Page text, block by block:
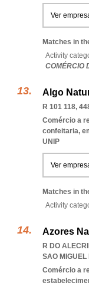
Ver
Matches in
Activity
COMÉRCIO
Algo
R 101 118,
Comércio a
confeitaria,
UNIP
Ver
Matches in
Activity
Azores
R DO
SAO
Comércio a